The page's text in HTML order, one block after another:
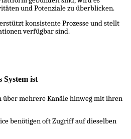
und Potenziale zu überblicken.
konsistente Prozesse und stellt
verfügbar sind.
System ist
über mehrere Kanäle hinweg mit ihren
benötigen oft Zugriff auf dieselben